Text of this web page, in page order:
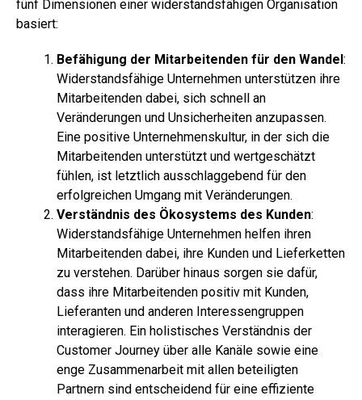
fünf Dimensionen einer widerstandsfähigen Organisation
basiert:
Befähigung der Mitarbeitenden für den Wandel:
Widerstandsfähige Unternehmen unterstützen ihre
Mitarbeitenden dabei, sich schnell an
Veränderungen und Unsicherheiten anzupassen.
Eine positive Unternehmenskultur, in der sich die
Mitarbeitenden unterstützt und wertgeschätzt
fühlen, ist letztlich ausschlaggebend für den
erfolgreichen Umgang mit Veränderungen.
Verständnis des Ökosystems des Kunden:
Widerstandsfähige Unternehmen helfen ihren
Mitarbeitenden dabei, ihre Kunden und Lieferketten
zu verstehen. Darüber hinaus sorgen sie dafür,
dass ihre Mitarbeitenden positiv mit Kunden,
Lieferanten und anderen Interessengruppen
interagieren. Ein holistisches Verständnis der
Customer Journey über alle Kanäle sowie eine
enge Zusammenarbeit mit allen beteiligten
Partnern sind entscheidend für eine effiziente